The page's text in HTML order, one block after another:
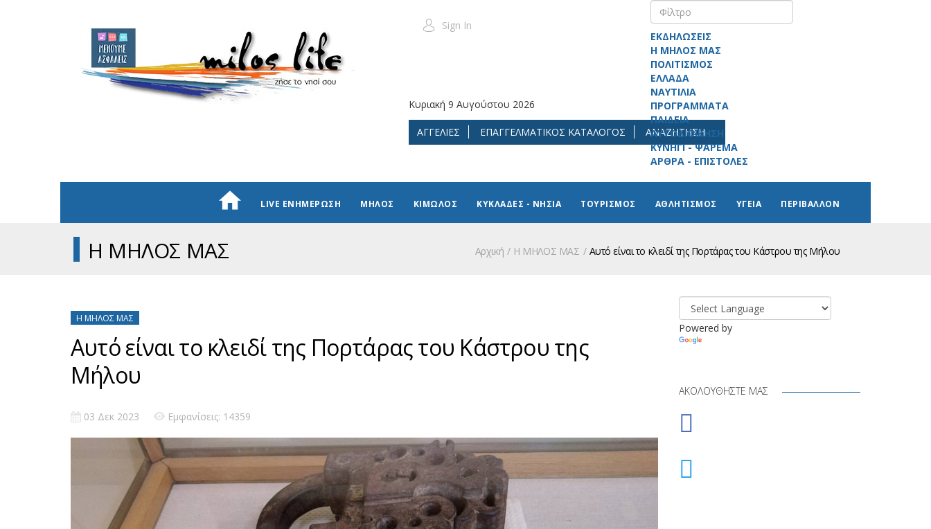
Sign In
Κυριακή 9 Αυγούστου 2026
ΑΓΓΕΛΙΕΣ ΕΠΑΓΓΕΛΜΑΤΙΚΟΣ ΚΑΤΑΛΟΓΟΣ ΑΝΑΖΗΤΗΣΗ
ΕΚΔΗΛΩΣΕΙΣ
Η ΜΗΛΟΣ ΜΑΣ
ΠΟΛΙΤΙΣΜΟΣ
ΕΛΛΑΔΑ
ΝΑΥΤΙΛΙΑ
ΠΡΟΓΡΑΜΜΑΤΑ
ΠΑΙΔΕΙΑ
ΑΥΤΟΔΙΟΙΚΗΣΗ
ΚΥΝΗΓΙ - ΨΑΡΕΜΑ
ΑΡΘΡΑ - ΕΠΙΣΤΟΛΕΣ
LIVE ΕΝΗΜΕΡΩΣΗ ΜΗΛΟΣ ΚΙΜΩΛΟΣ ΚΥΚΛΑΔΕΣ - ΝΗΣΙΑ ΤΟΥΡΙΣΜΟΣ ΑΘΛΗΤΙΣΜΟΣ ΥΓΕΙΑ ΠΕΡΙΒΑΛΛΟΝ
Η ΜΗΛΟΣ ΜΑΣ Αρχική Η ΜΗΛΟΣ ΜΑΣ Αυτό είναι το κλειδί της Πορτάρας του Κάστρου της Μήλου
Η ΜΉΛΟΣ ΜΑΣ
Αυτό είναι το κλειδί της Πορτάρας του Κάστρου της
Μήλου
03 Δεκ 2023 Εμφανίσεις: 14359
Powered by
ΑΚΟΛΟΥΘΉΣΤΕ ΜΑΣ